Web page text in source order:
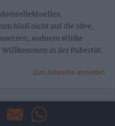
bloß nicht auf die Idee,
sodnern stinke
in der Pubertät.
Zum Antworten anmelden